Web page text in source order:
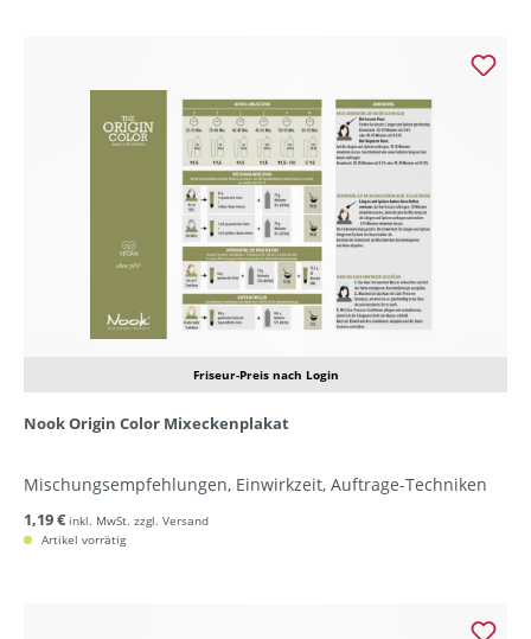
Friseur-Preis nach Login
Nook Origin Color Mixeckenplakat
Mischungsempfehlungen, Einwirkzeit, Auftrage-Techniken
1,19 € inkl. MwSt. zzgl. Versand
Artikel vorrätig